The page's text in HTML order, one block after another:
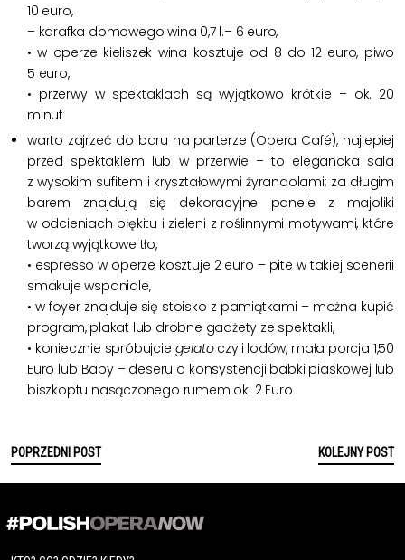
10 euro,
– karafka domowego wina 0,7 l.– 6 euro,
• w operze kieliszek wina kosztuje od 8 do 12 euro, piwo
5 euro,
• przerwy w spektaklach są wyjątkowo krótkie – ok. 20
minut
warto zajrzeć do baru na parterze (Opera Café), najlepiej
przed spektaklem lub w przerwie – to elegancka sala
z wysokim sufitem i kryształowymi żyrandolami; za długim
barem znajdują się dekoracyjne panele z majoliki
w odcieniach błękitu i zieleni z roślinnymi motywami, które
tworzą wyjątkowe tło,
• espresso w operze kosztuje 2 euro – pite w takiej scenerii
smakuje wspaniale,
• w foyer znajduje się stoisko z pamiątkami – można kupić
program, plakat lub drobne gadżety ze spektakli,
• koniecznie spróbujcie gelatoczyli lodów, mała porcja 1,50
Euro lub Baby – deseru o konsystencji babki piaskowej lub
biszkoptu nasączonego rumem ok. 2 Euro
POPRZEDNI POST KOLEJNY POST